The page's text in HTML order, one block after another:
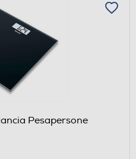
Pesapersone